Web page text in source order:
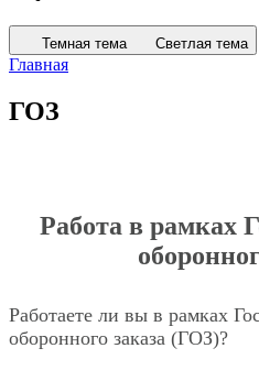
Темная тема Светлая тема
Главная
ГОЗ
Работа в рамках
Работаете ли вы в рамках
оборонного заказа (ГОЗ)?